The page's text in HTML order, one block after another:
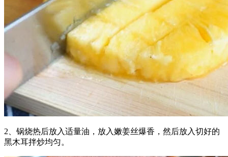
2、锅烧热后放入适量油，放入嫩姜丝爆香，然后放入切好的
黑木耳拌炒均匀。